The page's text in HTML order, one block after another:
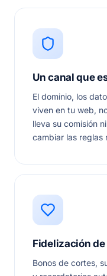
Un canal que
El dominio, los
viven en tu web,
lleva su comisión
cambiar las reglas
Fidelización
Bonos de cortes,